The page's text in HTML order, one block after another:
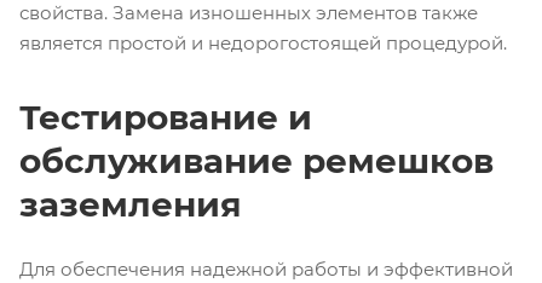
свойства. Замена изношенных элементов также
является простой и недорогостоящей процедурой.
Тестирование и
обслуживание ремешков
заземления
Для обеспечения надежной работы и эффективной